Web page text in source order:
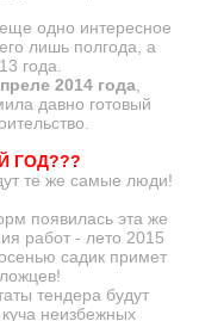
одно интересное
лишь полгода, а
года.
2014 года,
давно готовый
ГОД???
те же самые люди!
появилась эта же
работ - лето 2015
садик примет
тендера будут
неизбежных